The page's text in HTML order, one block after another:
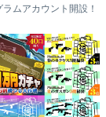
ムアカウント開設！